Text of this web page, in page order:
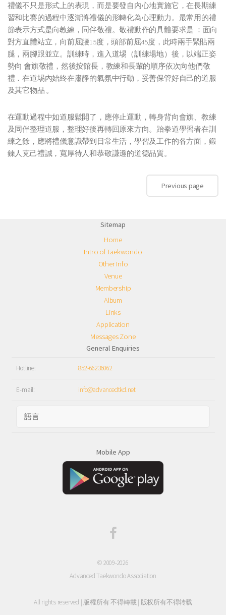
禮儀不只是形式上的表現，而是要發自內心地實施它，在長期練
習和比賽的過程中逐漸將禮儀的形轉化為心理動力。最常用的禮
節表示方式是向教練，同伴敬禮。敬禮動作的具體要求是 ：面向
對方直體站立，向前屈腰15度，頭部前屈45度，此時兩手緊貼兩
腿，兩腳跟並立。訓練時，進入道埸（訓練場地）後，以端正姿
勢向 會旗敬禮，然後按館長，教練和長輩的順序依次向他們敬
禮．在道埸內始終在肅靜的氣氛中行動，妥善保管好自己的道服
及其它物品 。
在運動過程中如道服鬆開了，應停止運動，轉身背向會旗、教練
及同伴整理道服，整理好後再轉回原來方向。跆拳道學習者在訓
練之餘，應將禮儀意識帶到日常生活，學習及工作的各方面，鍛
鍊人克己禮誠，寬厚待人和恭敬謙遜的道德品質。
Sitemap
Home
Intro of Taekwondo
Other Info
Venue
Membership
Album
Links
Application
Messages Zone
General Enquiries
Hotline: 852-66236062
E-mail: info@advancedtkd.net
Mobile App
© 2009-2026
Advanced Taekwondo Association
All rights reserved | 版權所有 不得轉載 | 版权所有不得转载